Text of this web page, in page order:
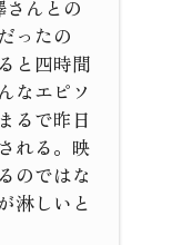
さんとの
ったの
と四時間
なエピソ
るで昨日
れる。映
のではな
淋しいと